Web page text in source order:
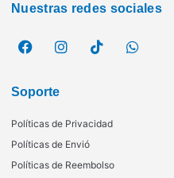
Nuestras redes sociales
Soporte
Políticas de Privacidad
Políticas de Envió
Políticas de Reembolso